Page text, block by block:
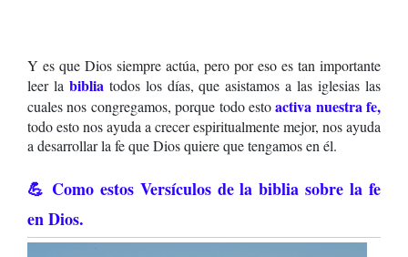
Y es que Dios siempre actúa, pero por eso es tan importante
leer la biblia todos los días, que asistamos a las iglesias las
cuales nos congregamos, porque todo estoactiva nuestra fe,
todo esto nos ayuda a crecer espiritualmente mejor, nos ayuda
a desarrollar la fe que Dios quiere que tengamos en él.
💪 Como estos Versículos de la biblia sobre la fe
en Dios.